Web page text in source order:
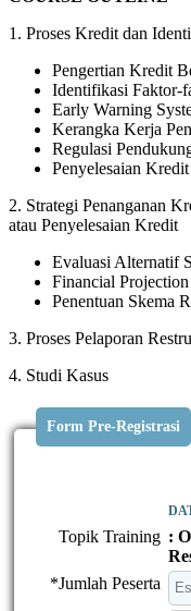
1. Proses Kredit dan
Pengertian Kredit
Identifikasi Faktor-
Early Warning
Kerangka Kerja
Regulasi
Penyelesaian
2. Strategi Penanganan
atau Penyelesaian Kredit
Evaluasi Alternatif
Financial
Penentuan Skema
3. Proses Pelaporan
4. Studi Kasus
Form Pre-Registrasi
Topik Training :
*Jumlah Peserta